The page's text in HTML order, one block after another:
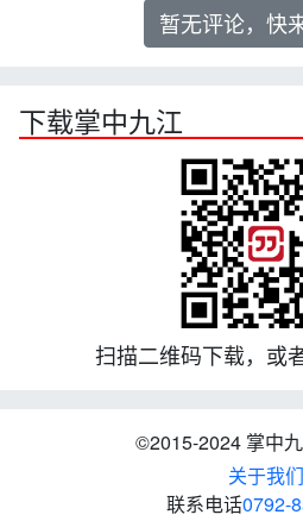
暂无评论，快
下载掌中九江
扫描二维码下载，或
©2015-2024 掌中
关于我们
联系电话0792-